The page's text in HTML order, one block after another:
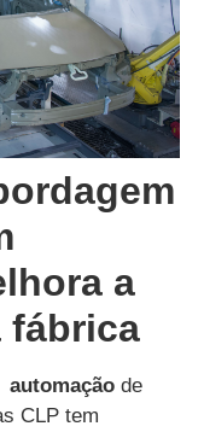
a
fábrica
automação de
CLP tem